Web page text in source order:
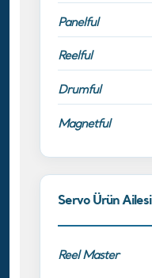
Panelful
Reelful
Drumful
Magnetful
Servo Ürün Ailesi
Reel Master